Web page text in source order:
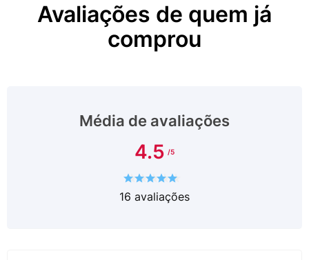
Avaliações de quem já
comprou
Média de avaliações
4.5
16 avaliações